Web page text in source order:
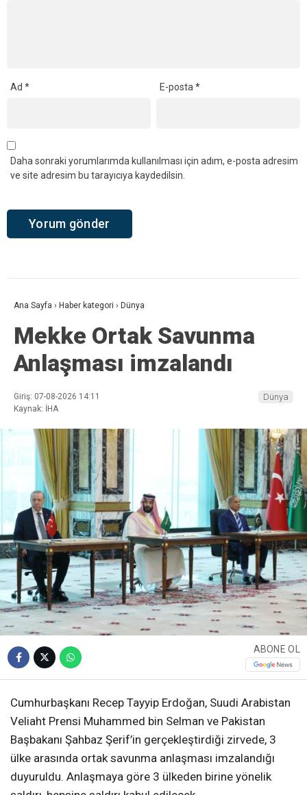
Ad * E-posta*
Daha sonraki yorumlarımda kullanılması için adım, e-posta adresim
ve site adresim bu tarayıcıya kaydedilsin.
Ana Sayfa › Haber kategori › Dünya
Mekke Ortak Savunma
Anlaşması imzalandı
Giriş: 07-08-2026 14:11
Kaynak: İHA
Dünya
ABONE OL
Cumhurbaşkanı Recep Tayyip Erdoğan, Suudi Arabistan
Veliaht Prensi Muhammed bin Selman ve Pakistan
Başbakanı Şahbaz Şerif’in gerçekleştirdiği zirvede, 3
ülke arasında ortak savunma anlaşması imzalandığı
duyuruldu. Anlaşmaya göre 3 ülkeden birine yönelik